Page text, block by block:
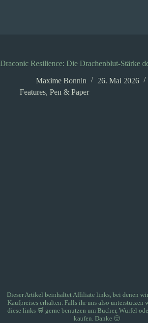
Draconic Resilience: Die Drachenblut-Stärke
Maxime Bonnin
26. Mai 2026
Features, Pen & Paper
Dieser Artikel beinhaltet Affiliate links, bei denen
Kaufpreises erhalten. Falls ihr uns also
diese links 🛒 gerne benutzen um Bücher, Würfel
kaufen. Danke 🙂